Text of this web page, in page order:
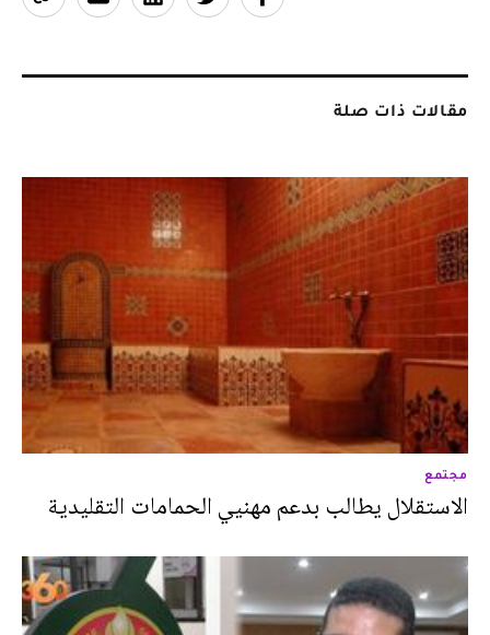
مقالات ذات صلة
مجتمع
الاستقلال يطالب بدعم مهنيي الحمامات التقليدية